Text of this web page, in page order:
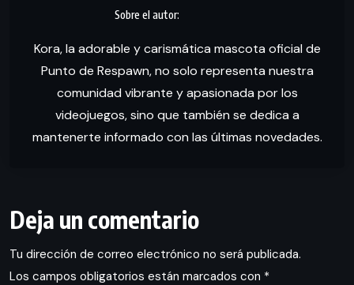
Kora, la adorable y carismática mascota oficial de
Punto de Respawn, no solo representa nuestra
comunidad vibrante y apasionada por los
videojuegos, sino que también se dedica a
mantenerte informado con las últimas novedades.
Deja un comentario
Tu dirección de correo electrónico no será publicada.
Los campos obligatorios están marcados con *